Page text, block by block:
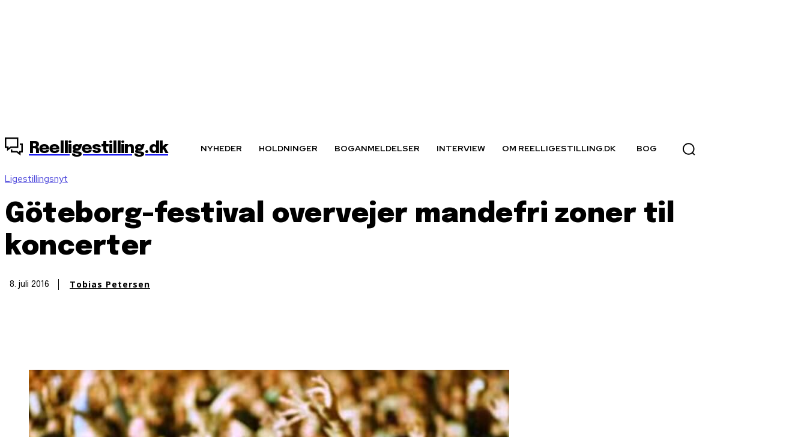
Reelligestilling.dk NYHEDER HOLDNINGER BOGANMELDELSER INTERVIEW OM REELLIGESTILLING.DK BOG
Ligestillingsnyt
Göteborg-festival overvejer mandefri zoner til
koncerter
8. juli 2016 Tobias Petersen